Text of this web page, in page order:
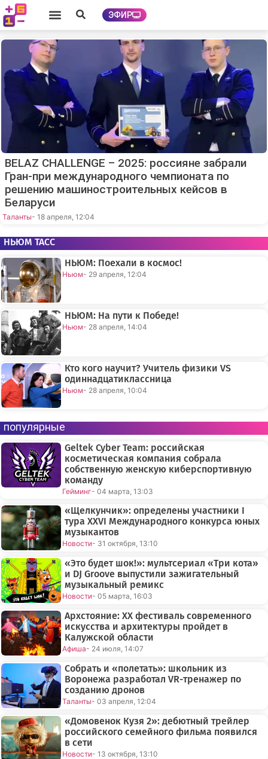
ЭФИР
BELAZ CHALLENGE – 2025: россияне забрали
Гран-при международного чемпионата по
решению машиностроительных кейсов в
Беларуси
Таланты- 18 апреля, 12:04
НЬЮМ ТАСС
НЬЮМ: Поехали в космос!
Ньюм- 29 апреля, 12:04
НЬЮМ: На пути к Победе!
Ньюм- 28 апреля, 14:04
Кто кого научит? Учитель физики VS
одиннадцатиклассница
Ньюм- 28 апреля, 10:04
популярные
Geltek Cyber Team: российская
косметическая компания собрала
собственную женскую киберспортивную
команду
Гейминг- 04 марта, 13:03
«Щелкунчик»: определены участники I
тура XXVI Международного конкурса юных
музыкантов
Новости- 31 октября, 13:10
«Это будет шок!»: мультсериал «Три кота»
и DJ Groove выпустили зажигательный
музыкальный ремикс
Новости- 05 марта, 16:03
Архстояние: XX фестиваль современного
искусства и архитектуры пройдет в
Калужской области
Афиша- 24 июля, 14:07
Собрать и «полетать»: школьник из
Воронежа разработал VR-тренажер по
созданию дронов
Таланты- 03 апреля, 12:04
«Домовенок Кузя 2»: дебютный трейлер
российского семейного фильма появился
в сети
Новости- 13 октября, 13:10